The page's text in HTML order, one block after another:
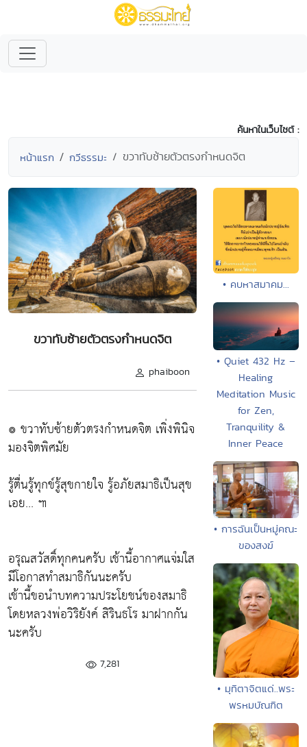
ค้นหาในเว็บไซต์ :
หน้าแรก กวีธรรมะ ขวาทับซ้ายตัวตรงกำหนดจิต
ขวาทับซ้ายตัวตรงกำหนดจิต
phaiboon
๏ ขวาทับซ้ายตัวตรงกำหนดจิต เพิ่งพินิจ
มองจิตพิศมัย
รู้ตื่นรู้ทุกข์รู้สุขกายใจ รู้อภัยสมาธิเป็นสุข
เอย... ๚
อรุณสวัสดิ์ทุกคนครับ เช้านี้อากาศแจ่มใส
มีโอกาสทำสมาธิกันนะครับ
เช้านี้ขอนำบทความประโยชน์ของสมาธิ
โดยหลวงพ่อวิริยังค์ สิรินธโร มาฝากกัน
นะครับ
7,281
• คบหาสมาคม...
• Quiet 432 Hz –
Healing
Meditation Music
for Zen,
Tranquility &
Inner Peace
• การฉันเป็นหมู่คณะ
ของสงฆ์
• มุทิตาจิตแด่..พระ
พรหมบัณฑิต